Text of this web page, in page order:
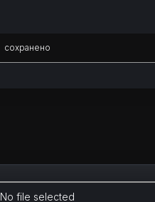
сохранено
No file selected